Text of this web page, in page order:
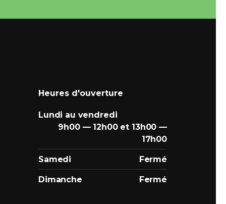
Heures d'ouverture
Lundi au vendredi
9h00 — 12h00 et 13h00 —
17h00
Samedi Fermé
Dimanche Fermé